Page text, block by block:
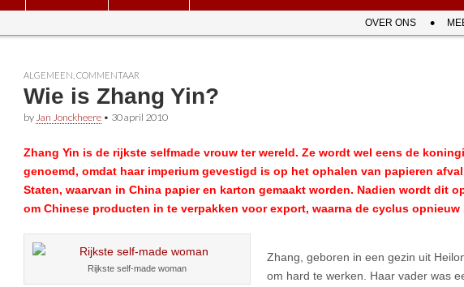
OVER ONS
ALGEMEEN COMMENTAAR
Wie is Zhang Yin?
by Jan Jonckheere • 30 april 2010
Zhang Yin is de rijkste selfmade vrouw ter wereld. Ze wordt wel eens de
genoemd, omdat haar imperium gevestigd is op het ophalen van papieren
Staten, waarvan in China papier en karton gemaakt worden. Nadien wordt dit
om Chinese producten in te verpakken voor export, waarna de cyclus opnieuw
Rijkste self-made woman
Zhang, geboren in een gezin uit
om hard te werken. Haar vader was